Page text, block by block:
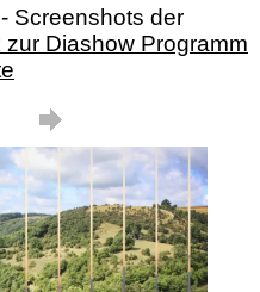
Screenshots der
zur Diashow Programm